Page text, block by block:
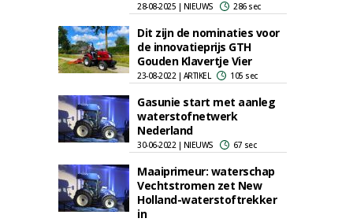
28-08-2025 | NIEUWS 286 sec
Dit zijn de nominaties voor
de innovatieprijs GTH
Gouden Klavertje Vier
23-08-2022 | ARTIKEL 105 sec
Gasunie start met aanleg
waterstofnetwerk
Nederland
30-06-2022 | NIEUWS 67 sec
Maaiprimeur: waterschap
Vechtstromen zet New
Holland-waterstoftrekker
in